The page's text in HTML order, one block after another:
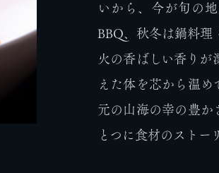
いから、今が旬の
BBQ、秋冬は鍋料理
火の香ばしい香りが
えた体を芯から温
元の山海の幸の豊か
とつに食材のストー